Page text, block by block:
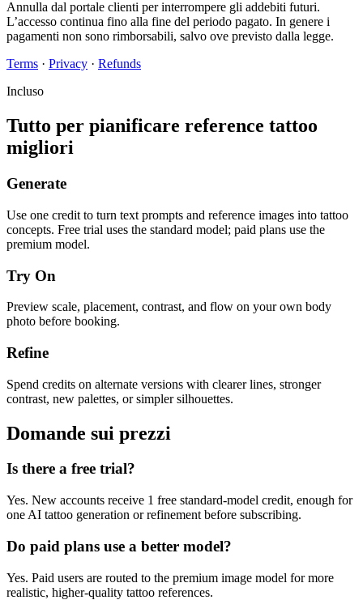
Annulla dal portale clienti per interrompere gli addebiti futuri.
L’accesso continua fino alla fine del periodo pagato. In genere i
pagamenti non sono rimborsabili, salvo ove previsto dalla legge.
Terms · Privacy · Refunds
Incluso
Tutto per pianificare reference tattoo
migliori
Generate
Use one credit to turn text prompts and reference images into tattoo
concepts. Free trial uses the standard model; paid plans use the
premium model.
Try On
Preview scale, placement, contrast, and flow on your own body
photo before booking.
Refine
Spend credits on alternate versions with clearer lines, stronger
contrast, new palettes, or simpler silhouettes.
Domande sui prezzi
Is there a free trial?
Yes. New accounts receive 1 free standard-model credit, enough for
one AI tattoo generation or refinement before subscribing.
Do paid plans use a better model?
Yes. Paid users are routed to the premium image model for more
realistic, higher-quality tattoo references.